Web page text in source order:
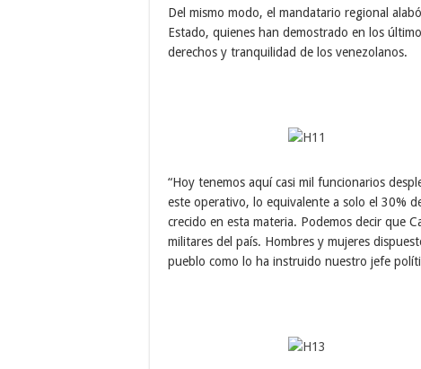
Del mismo modo, el mandatario regional
Estado, quienes han demostrado en los
derechos y tranquilidad de los venezolanos.
“Hoy tenemos aquí casi mil funcionarios
este operativo, lo equivalente a solo el 30%
crecido en esta materia. Podemos decir que
militares del país. Hombres y mujeres
pueblo como lo ha instruido nuestro jefe